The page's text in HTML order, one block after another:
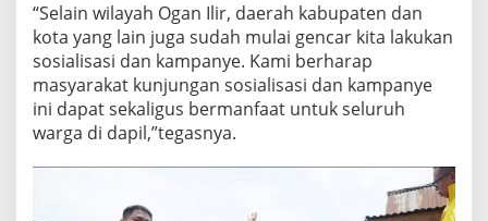
“Selain wilayah Ogan Ilir, daerah kabupaten dan
kota yang lain juga sudah mulai gencar kita lakukan
sosialisasi dan kampanye. Kami berharap
masyarakat kunjungan sosialisasi dan kampanye
ini dapat sekaligus bermanfaat untuk seluruh
warga di dapil,”tegasnya.